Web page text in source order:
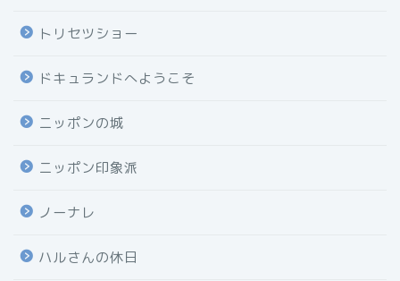
トリセツショー
ドキュランドへようこそ
ニッポンの城
ニッポン印象派
ノーナレ
ハルさんの休日